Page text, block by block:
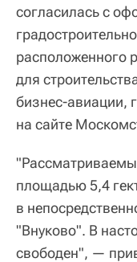
согласилась с
расположенного
для
бизнес-авиации,
на сайте
площадью 5,4
в
"Внуково". В
свободен", —